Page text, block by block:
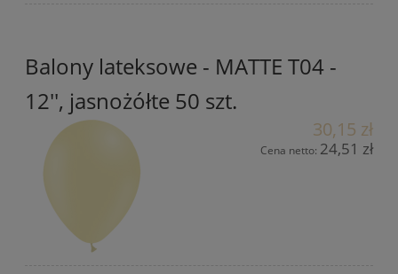
Balony lateksowe - MATTE T04 -
12'', jasnożółte 50 szt.
30,15 zł
Cena netto: 24,51 zł